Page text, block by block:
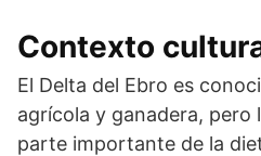
Contexto
El Delta del Ebro es
agrícola y ganadera, pero
parte importante de la